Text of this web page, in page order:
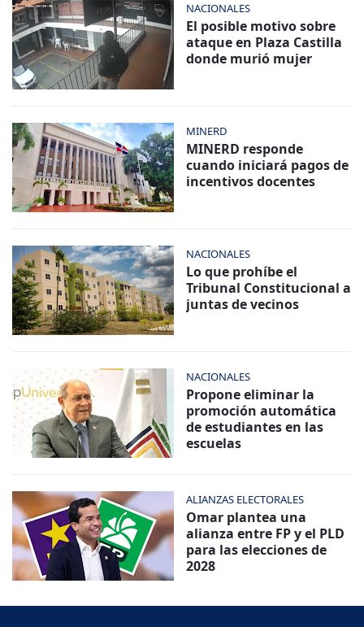
NACIONALES
El posible motivo sobre
ataque en Plaza Castilla
donde murió mujer
MINERD
MINERD responde
cuando iniciará pagos de
incentivos docentes
NACIONALES
Lo que prohíbe el
Tribunal Constitucional a
juntas de vecinos
NACIONALES
Propone eliminar la
promoción automática
de estudiantes en las
escuelas
ALIANZAS ELECTORALES
Omar plantea una
alianza entre FP y el PLD
para las elecciones de
2028